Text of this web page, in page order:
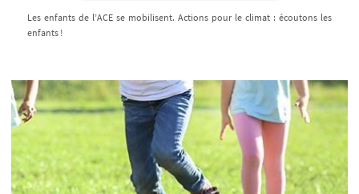
Les enfants de l’ACE se mobilisent. Actions pour le climat : écoutons les
enfants !